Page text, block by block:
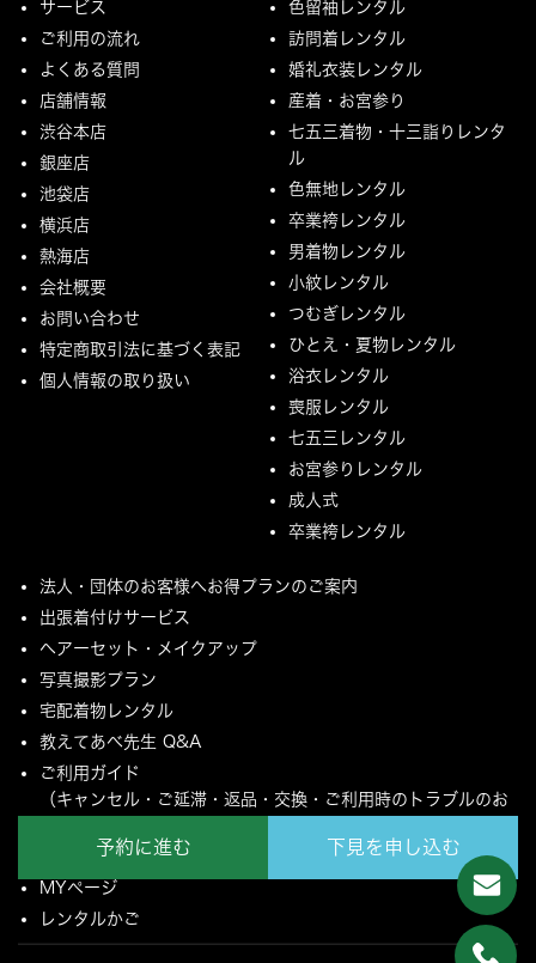
予約に進む 下見を申し込む
サービス
ご利用の流れ
よくある質問
店舗情報
渋谷本店
銀座店
池袋店
横浜店
熱海店
会社概要
お問い合わせ
特定商取引法に基づく表記
個人情報の取り扱い
色留袖レンタル
訪問着レンタル
婚礼衣装レンタル
産着・お宮参り
七五三着物・十三詣りレンタ
ル
色無地レンタル
卒業袴レンタル
男着物レンタル
小紋レンタル
つむぎレンタル
ひとえ・夏物レンタル
浴衣レンタル
喪服レンタル
七五三レンタル
お宮参りレンタル
成人式
卒業袴レンタル
法人・団体のお客様へお得プランのご案内
出張着付けサービス
ヘアーセット・メイクアップ
写真撮影プラン
宅配着物レンタル
教えてあべ先生 Q&A
ご利用ガイド
（キャンセル・ご延滞・返品・交換・ご利用時のトラブルのお
ご配送とご返却について
MYページ
レンタルかご